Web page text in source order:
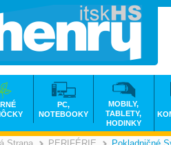
PC,
NOTEBOOKY
MOBILY,
TABLETY,
HODINKY